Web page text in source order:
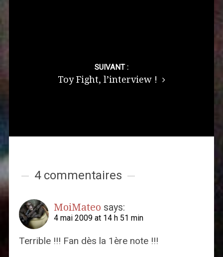
SUIVANT :
Toy Fight, l’interview !
4 commentaires
MoiMateo says:
4 mai 2009 at 14 h 51 min
Terrible !!! Fan dès la 1ère note !!!